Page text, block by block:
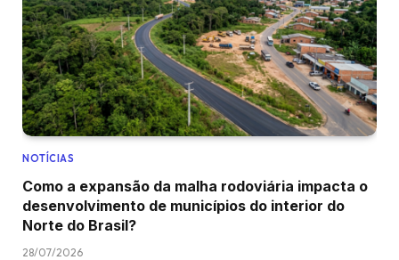
NOTÍCIAS
Como a expansão da malha rodoviária impacta o
desenvolvimento de municípios do interior do
Norte do Brasil?
28/07/2026